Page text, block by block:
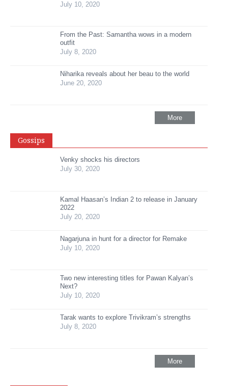
July 10, 2020
From the Past: Samantha wows in a modern
outfit
July 8, 2020
Niharika reveals about her beau to the world
June 20, 2020
More
Gossips
Venky shocks his directors
July 30, 2020
Kamal Haasan’s Indian 2 to release in January
2022
July 20, 2020
Nagarjuna in hunt for a director for Remake
July 10, 2020
Two new interesting titles for Pawan Kalyan’s
Next?
July 10, 2020
Tarak wants to explore Trivikram’s strengths
July 8, 2020
More